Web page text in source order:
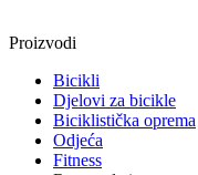
Proizvodi
Bicikli
Djelovi za bicikle
Biciklistička oprema
Odjeća
Fitness